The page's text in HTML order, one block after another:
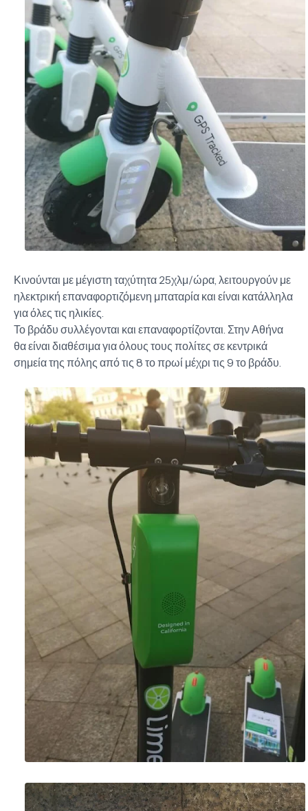
Κινούνται με μέγιστη ταχύτητα 25χλμ/ώρα, λειτουργούν με
ηλεκτρική επαναφορτιζόμενη μπαταρία και είναι κατάλληλα
για όλες τις ηλικίες.
Το βράδυ συλλέγονται και επαναφορτίζονται. Στην Αθήνα
θα είναι διαθέσιμα για όλους τους πολίτες σε κεντρικά
σημεία της πόλης από τις 8 το πρωί μέχρι τις 9 το βράδυ.